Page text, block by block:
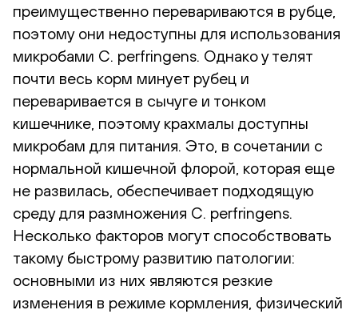
преимущественно перевариваются в рубце,
поэтому они недоступны для использования
микробами C. perfringens. Однако у телят
почти весь корм минует рубец и
переваривается в сычуге и тонком
кишечнике, поэтому крахмалы доступны
микробам для питания. Это, в сочетании с
нормальной кишечной флорой, которая еще
не развилась, обеспечивает подходящую
среду для размножения C. perfringens.
Несколько факторов могут способствовать
такому быстрому развитию патологии:
основными из них являются резкие
изменения в режиме кормления, физический